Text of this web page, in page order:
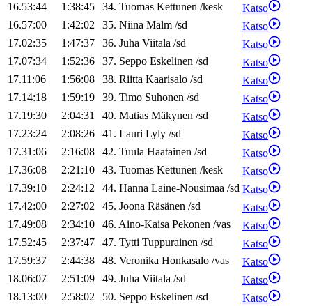
16.53:44
1:38:45 34. Tuomas Kettunen /kesk
Katso
16.57:00
1:42:02 35. Niina Malm /sd
Katso
17.02:35
1:47:37 36. Juha Viitala /sd
Katso
17.07:34
1:52:36 37. Seppo Eskelinen /sd
Katso
17.11:06
1:56:08 38. Riitta Kaarisalo /sd
Katso
17.14:18
1:59:19 39. Timo Suhonen /sd
Katso
17.19:30
2:04:31 40. Matias Mäkynen /sd
Katso
17.23:24
2:08:26 41. Lauri Lyly /sd
Katso
17.31:06
2:16:08 42. Tuula Haatainen /sd
Katso
17.36:08
2:21:10 43. Tuomas Kettunen /kesk
Katso
17.39:10
2:24:12 44. Hanna Laine-Nousimaa /sd Katso
17.42:00
2:27:02 45. Joona Räsänen /sd
Katso
17.49:08
2:34:10 46. Aino-Kaisa Pekonen /vas
Katso
17.52:45
2:37:47 47. Tytti Tuppurainen /sd
Katso
17.59:37
2:44:38 48. Veronika Honkasalo /vas
Katso
18.06:07
2:51:09 49. Juha Viitala /sd
Katso
18.13:00
2:58:02 50. Seppo Eskelinen /sd
Katso